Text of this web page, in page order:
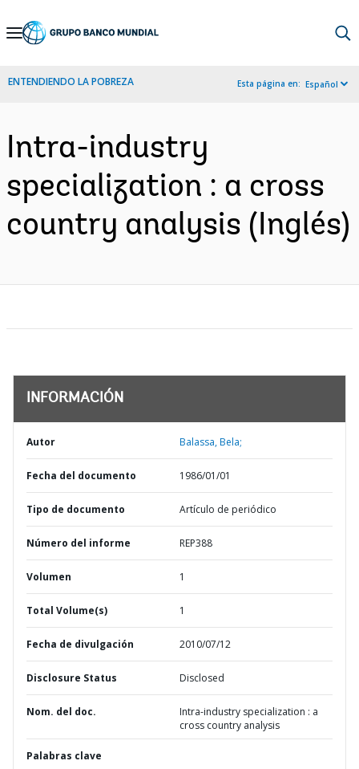
Skip
Navigation
ENTENDIENDO LA POBREZA Esta página en: Español
Intra-industry
specialization : a cross
country analysis (Inglés)
INFORMACIÓN
Autor Balassa, Bela;
Fecha del documento 1986/01/01
Tipo de documento Artículo de periódico
Número del informe REP388
Volumen 1
Total Volume(s) 1
Fecha de divulgación 2010/07/12
Disclosure Status Disclosed
Nom. del doc.
Intra-industry specialization : a
cross country analysis
Palabras clave